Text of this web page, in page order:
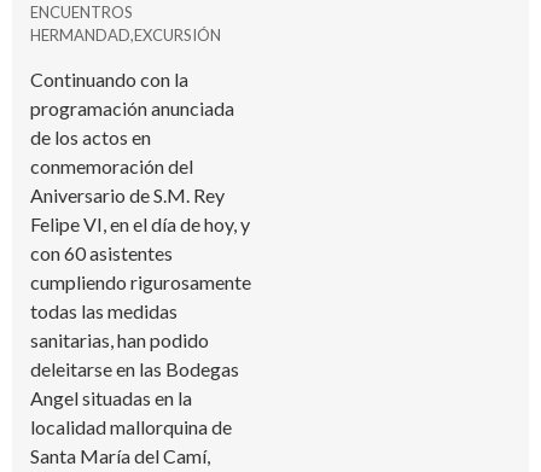
ENCUENTROS
HERMANDAD,EXCURSIÓN
Continuando con la
programación anunciada
de los actos en
conmemoración del
Aniversario de S.M. Rey
Felipe VI, en el día de hoy, y
con 60 asistentes
cumpliendo rigurosamente
todas las medidas
sanitarias, han podido
deleitarse en las Bodegas
Angel situadas en la
localidad mallorquina de
Santa María del Camí,